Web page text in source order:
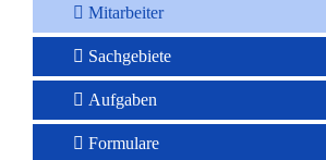
Mitarbeiter
Sachgebiete
Aufgaben
Formulare